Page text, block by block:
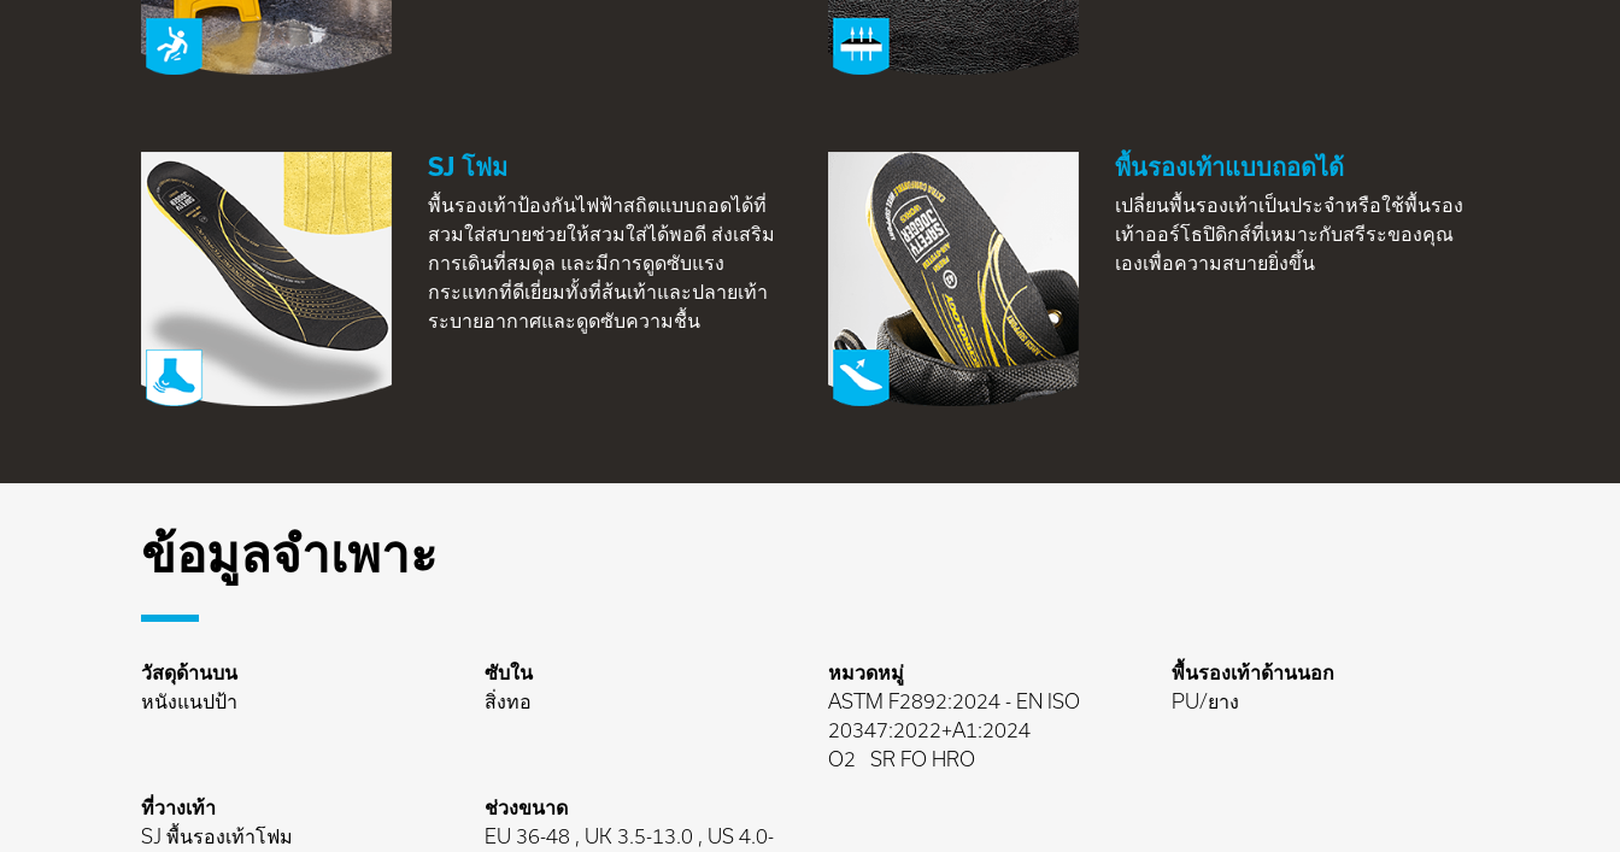
SJ โฟม
พื้นรองเท้าป้องกันไฟฟ้าสถิตแบบถอดได้ที่
สวมใส่สบายช่วยให้สวมใส่ได้พอดี ส่งเสริม
การเดินที่สมดุล และมีการดูดซับแรง
กระแทกที่ดีเยี่ยมทั้งที่ส้นเท้าและปลายเท้า
ระบายอากาศและดูดซับความชื้น
พื้นรองเท้าแบบถอดได้
เปลี่ยนพื้นรองเท้าเป็นประจำหรือใช้พื้นรอง
เท้าออร์โธปิดิกส์ที่เหมาะกับสรีระของคุณ
เองเพื่อความสบายยิ่งขึ้น
ข้อมูลจำเพาะ
วัสดุด้านบน
หนังแนปป้า
ซับใน
สิ่งทอ
หมวดหมู่
ASTM F2892:2024 - EN ISO
20347:2022+A1:2024
O2
SR FO HRO
พื้นรองเท้าด้านนอก
PU/ยาง
ที่วางเท้า
SJ พื้นรองเท้าโฟม
ช่วงขนาด
EU 36-48 , UK 3.5-13.0 , US 4.0-